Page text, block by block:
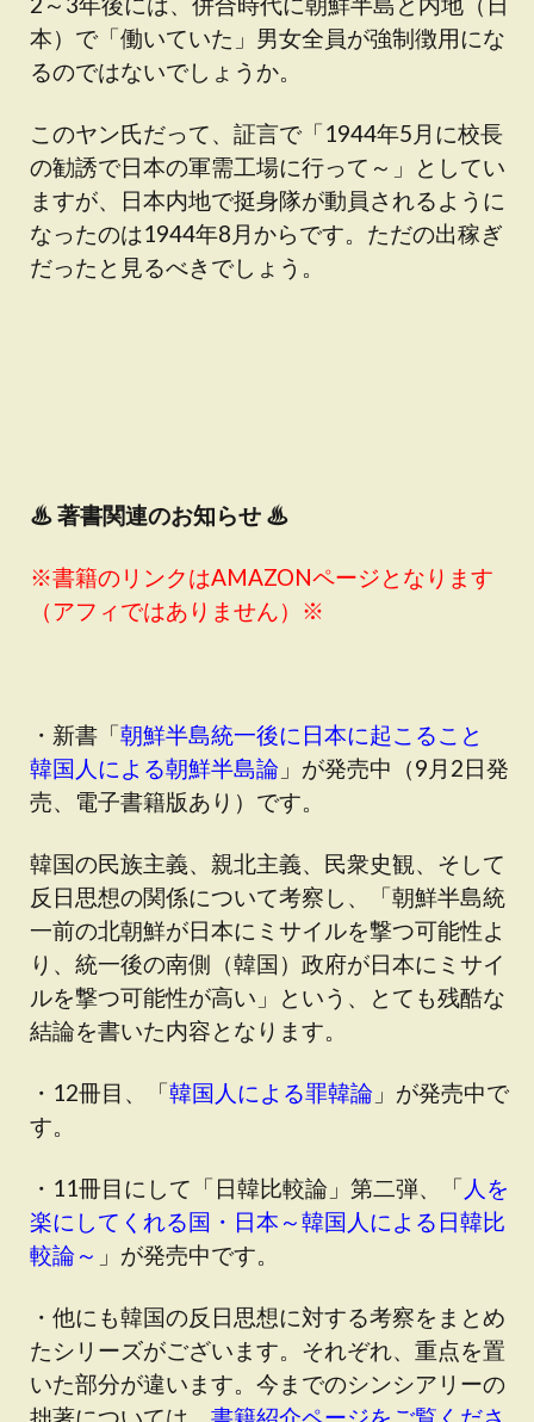
本）で「働いていた」男女全員が強制徴用にな
るのではないでしょうか。
このヤン氏だって、証言で「1944年5月に校長
の勧誘で日本の軍需工場に行って～」としてい
ますが、日本内地で挺身隊が動員されるように
なったのは1944年8月からです。ただの出稼ぎ
だったと見るべきでしょう。
♨著書関連のお知らせ ♨
※書籍のリンクはAMAZONページとなります
（アフィではありません）※
・新書「朝鮮半島統一後に日本に起こること
韓国人による朝鮮半島論 」が発売中（9月2日発
売、電子書籍版あり）です。
韓国の民族主義、親北主義、民衆史観、そして
反日思想の関係について考察し、「朝鮮半島統
一前の北朝鮮が日本にミサイルを撃つ可能性よ
り、統一後の南側（韓国）政府が日本にミサイ
ルを撃つ可能性が高い」という、とても残酷な
結論を書いた内容となります。
・12冊目、「韓国人による罪韓論 」が発売中で
す。
・11冊目にして「日韓比較論」第二弾、「 人を
楽にしてくれる国・日本～韓国人による日韓比
較論～ 」が発売中です。
・他にも韓国の反日思想に対する考察をまとめ
たシリーズがございます。それぞれ、重点を置
いた部分が違います。今までのシンシアリーの